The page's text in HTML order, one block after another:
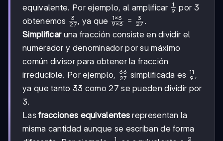
equivalente. Por ejemplo, al amplificar \frac{1}
9
1
por 3
obtenemos \frac{3}
{27}
27
3 , ya que \frac{1
\times
3}{9
\times
3} =
\frac{3}
{27}
9×3
1×3 = 27
3 .
Simplificaruna fracción consiste en dividir el
numerador y denominador por su máximo
común divisor para obtener la fracción
irreducible. Por ejemplo, \frac{33}
{27}
27
33 simplificada es \frac{11}
9
11 ,
ya que tanto 33 como 27 se pueden dividir por
3.
Lasfracciones equivalentes representan la
misma cantidad aunque se escriban de forma
1 2